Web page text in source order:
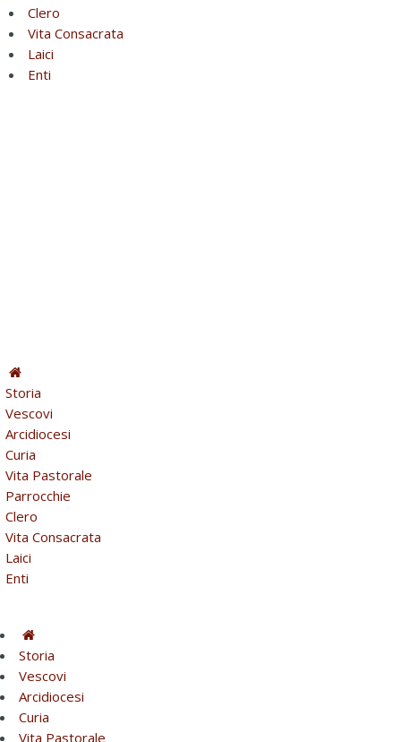
Clero
Vita Consacrata
Laici
Enti
Storia
Vescovi
Arcidiocesi
Curia
Vita Pastorale
Parrocchie
Clero
Vita Consacrata
Laici
Enti
Storia
Vescovi
Arcidiocesi
Curia
Vita Pastorale